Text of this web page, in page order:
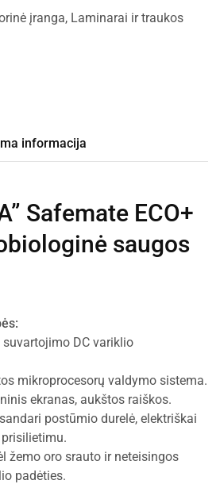
įranga, Laminarai ir traukos
informacija
Safemate ECO+
saugos
DC variklio
mikroprocesorų valdymo sistema.
ekranas, aukštos raiškos.
postūmio durelė, elektriškai
žemo oro srauto ir neteisingos
padėties.